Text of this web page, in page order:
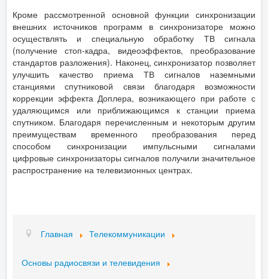
Кроме рассмотренной основной функции синхронизации
внешних источников программ в синхронизаторе можно
осуществлять и специальную обработку ТВ сигнала
(получение стоп-кадра, видеоэффектов, преобразование
стандартов разложения). Наконец, синхронизатор позволяет
улучшить качество приема ТВ сигналов наземными
станциями спутниковой связи благодаря возможности
коррекции эффекта Доплера, возникающего при работе с
удаляющимся или приближающимся к станции приема
спутником. Благодаря перечисленным и некоторым другим
преимуществам временного преобразования перед
способом синхронизации импульсными сигналами
цифровые синхронизаторы сигналов получили значительное
распространение на телевизионных центрах.
Главная Телекоммуникации
Основы радиосвязи и телевидения